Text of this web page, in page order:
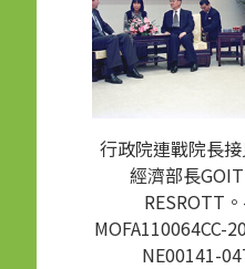
行政院連戰院長
經濟部長
RESROTT
MOFA110064CC-
NE00141-